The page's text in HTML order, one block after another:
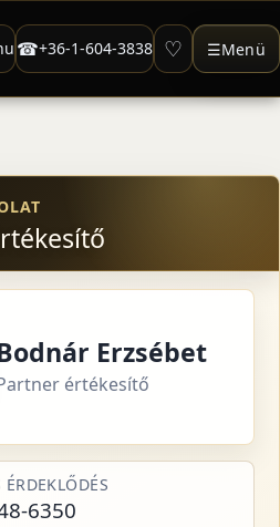
☎+36-1-604-3838 ♡ ☰Menü
Erzsébet
értékesítő
6350